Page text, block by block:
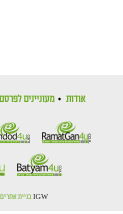
אודות מעוניינים
IGW בניית